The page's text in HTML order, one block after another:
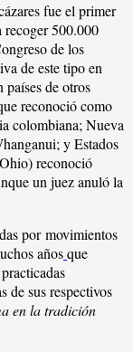
fue el primer
recoger 500.000
de los
de este tipo en
países de otros
reconoció como
colombiana; Nueva
y Estados
reconoció
un juez anuló la
por movimientos
añosque
de sus respectivos
en la tradición